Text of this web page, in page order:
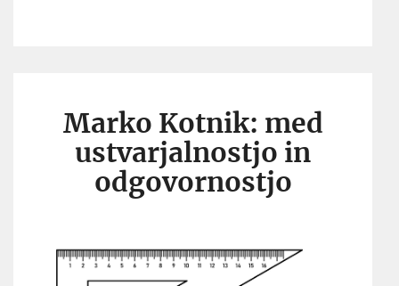
Marko Kotnik: med
ustvarjalnostjo in
odgovornostjo